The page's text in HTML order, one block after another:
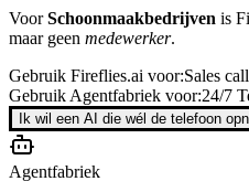
VoorSchoonmaakbedrijven is
maar geen medewerker.
Gebruik Fireflies.ai voor:Sales
Gebruik Agentfabriek voor:24/7
Ik wil een AI die wél de telefoon
Agentfabriek